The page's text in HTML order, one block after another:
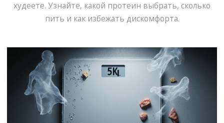
худеете. Узнайте, какой протеин выбрать, сколько
пить и как избежать дискомфорта.